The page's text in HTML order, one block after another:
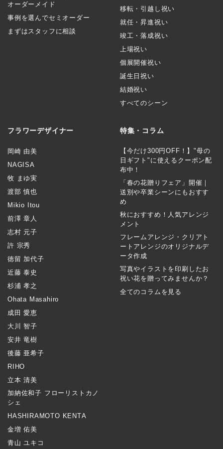
オーダーメイド
事例を選んでセミオーダー
まずはスタッフに相談
移転・引越し祝い
就任・昇進祝い
竣工・落成祝い
上場祝い
個展開催祝い
誕生日祝い
結婚祝い
すべてのシーン
フラワーデザイナー
岡崎 由美
NAGISA
牧 まゆ実
渡部 慎也
Mikio Itou
前澤 章人
志村 元子
許 宗秀
徳留 加代子
近藤 泰史
杉浦 孝之
Ohata Masahiro
成田 愛恵
大川 智子
安井 竜樹
後藤 亜希子
RIHO
立本 清美
加納佐和子 フローリストカノ
シェ
HASHIRAMOTO KENTA
金増 佑美
青山 ユキコ
特集・コラム
【今だけ300円OFF！】"母の
日ギフト"に使えるクーポン配
布中！
「春の花贈りフェア」開催｜
送別や卒業シーンにもおすす
め
秋におすすめ！人気アレンジ
メント
フレームアレンジ・クリアト
ートアレンジのオリジナルデ
ータ作成
写真やイラストを印刷したお
祝い花を贈ってみませんか？
全てのコラムを見る